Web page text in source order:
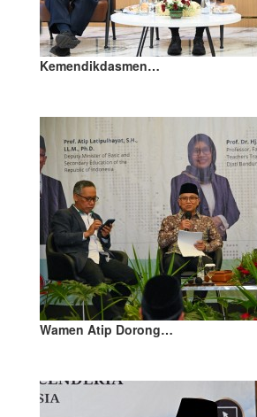
Kemendikdasmen…
Wamen Atip Dorong…